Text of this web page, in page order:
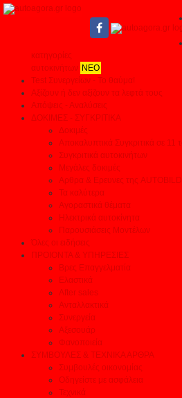
κατηγορίες
αυτοκινήτων ΝΕΟ
Test Συνεργείων - Το θαύμα!
Αξίζουν ή δεν αξίζουν τα λεφτά τους
Απόψεις - Αναλύσεις
ΔΟΚΙΜΕΣ - ΣΥΓΚΡΙΤΙΚΑ
Δοκιμές
Αποκαλυπτικά Συγκριτικά σε 11
Συγκριτικά αυτοκινήτων
Μεγάλες δοκιμές
Αρθρα & Ερευνες της AUTOBILD
Τα καλύτερα
Αγοραστικά θέματα
Ηλεκτρικά αυτοκίνητα
Παρουσιάσεις Μοντέλων
Όλες οι ειδήσεις
ΠΡΟΙΟΝΤΑ & ΥΠΗΡΕΣΙΕΣ
Βρες Επαγγελματία
Ελαστικά
After sales
Ανταλλακτικά
Συνεργεία
Αξεσουάρ
Φανοποιεία
ΣΥΜΒΟΥΛΕΣ & ΤΕΧΝΙΚΑ ΑΡΘΡΑ
Συμβουλές οικονομίας
Οδηγείστε με ασφάλεια
Τεχνικά